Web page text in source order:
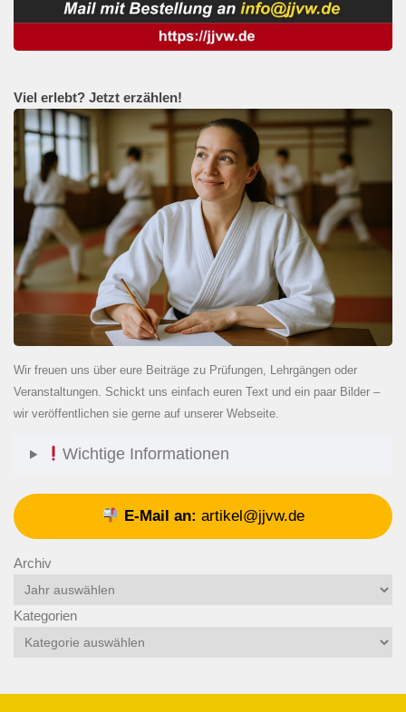
Viel erlebt? Jetzt erzählen!
Wir freuen uns über eure Beiträge zu Prüfungen, Lehrgängen oder
Veranstaltungen. Schickt uns einfach euren Text und ein paar Bilder –
wir veröffentlichen sie gerne auf unserer Webseite.
Wichtige Informationen
E-Mail an: artikel@jjvw.de
Archiv
Kategorien